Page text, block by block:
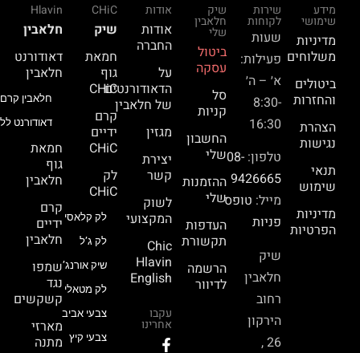
מידע
שימושי
מדיניות
משלוחים
ביטולים
והחזרות
הצהרת
נגישות
תנאי
שימוש
מדיניות
הפרטיות
שירות
לקוחות
שעות
פעילות:
א׳ – ה׳
8:30-
16:30
טלפון: 08-
9426665
מייל: טופס
פניות
שיק
חלאבין
רחוב
הירקון
26 ,
שיק
חלאבין
שלי
ביטול
עסקה
סל
קניות
החשבון
שלי
ההזמנות
שלי
העדפות
תקשורת
הרשמה
לדיוור
אודות
אודות
החברה
על
הדאודורנטים
של חלאבין
מגזין
יצירת
קשר
לשוק
המקצועי
Chic
Hlavin
English
עקבו
אחרינו
CHiC
שיק
חמאת
גוף
CHiC
קרם
ידיים
CHiC
לק
CHiC
לק קלאסי
לק ג’ל
שיק אורנג’
לק מטאלי
צבעי אביב
צבעי קיץ
Hlavin
חלאבין
דאודורנט
חלאבין
חלאבין
דאודורנט
חמאת
גוף
חלאבין
קרם
ידיים
חלאבין
שמפו
נגד
קשקשים
מארזי
מתנה